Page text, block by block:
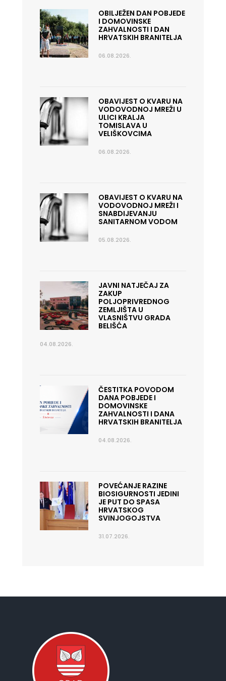
OBILJEŽEN DAN POBJEDE
I DOMOVINSKE
ZAHVALNOSTI I DAN
HRVATSKIH BRANITELJA
06.08.2026.
OBAVIJEST O KVARU NA
VODOVODNOJ MREŽI U
ULICI KRALJA
TOMISLAVA U
VELIŠKOVCIMA
06.08.2026.
OBAVIJEST O KVARU NA
VODOVODNOJ MREŽI I
SNABDIJEVANJU
SANITARNOM VODOM
05.08.2026.
JAVNI NATJEČAJ ZA
ZAKUP
POLJOPRIVREDNOG
ZEMLJIŠTA U
VLASNIŠTVU GRADA
BELIŠĆA
04.08.2026.
ČESTITKA POVODOM
DANA POBJEDE I
DOMOVINSKE
ZAHVALNOSTI I DANA
HRVATSKIH BRANITELJA
04.08.2026.
POVEĆANJE RAZINE
BIOSIGURNOSTI JEDINI
JE PUT DO SPASA
HRVATSKOG
SVINJOGOJSTVA
31.07.2026.